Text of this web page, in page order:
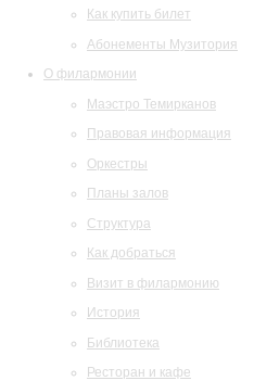
Как купить билет
Абонементы Музитория
О филармонии
Маэстро Темирканов
Правовая информация
Оркестры
Планы залов
Структура
Как добраться
Визит в филармонию
История
Библиотека
Ресторан и кафе